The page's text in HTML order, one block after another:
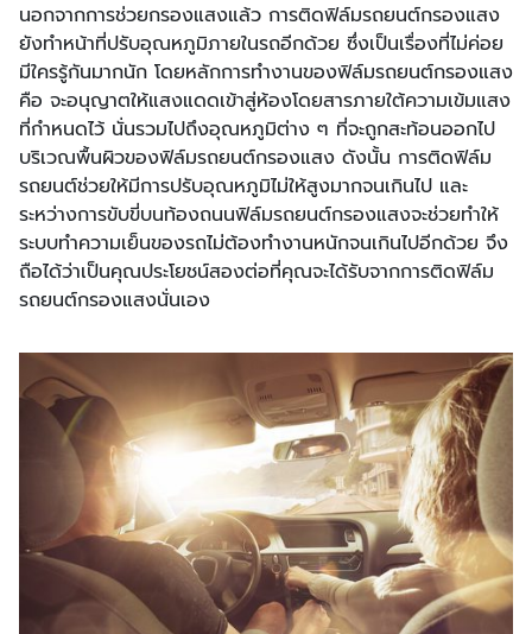
นอกจากการช่วยกรองแสงแล้ว การติดฟิล์มรถยนต์กรองแสง
ยังทำหน้าที่ปรับอุณหภูมิภายในรถอีกด้วย ซึ่งเป็นเรื่องที่ไม่ค่อย
มีใครรู้กันมากนัก โดยหลักการทำงานของฟิล์มรถยนต์กรองแสง
คือ จะอนุญาตให้แสงแดดเข้าสู่ห้องโดยสารภายใต้ความเข้มแสง
ที่กำหนดไว้ นั่นรวมไปถึงอุณหภูมิต่าง ๆ ที่จะถูกสะท้อนออกไป
บริเวณพื้นผิวของฟิล์มรถยนต์กรองแสง ดังนั้น การติดฟิล์ม
รถยนต์ช่วยให้มีการปรับอุณหภูมิไม่ให้สูงมากจนเกินไป และ
ระหว่างการขับขี่บนท้องถนนฟิล์มรถยนต์กรองแสงจะช่วยทำให้
ระบบทำความเย็นของรถไม่ต้องทำงานหนักจนเกินไปอีกด้วย จึง
ถือได้ว่าเป็นคุณประโยชน์สองต่อที่คุณจะได้รับจากการติดฟิล์ม
รถยนต์กรองแสงนั่นเอง